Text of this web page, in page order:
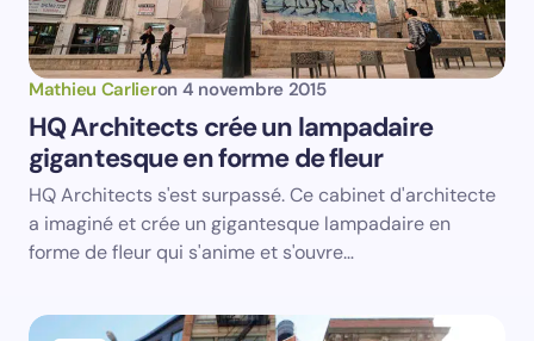
champs obligatoires sont indiqués avec*
Your Comment *
Name *
Email *
Mathieu Carlieron 4 novembre 2015
HQ Architects crée un lampadaire
gigantesque en forme de fleur
HQ Architects s'est surpassé. Ce cabinet d'architecte
a imaginé et crée un gigantesque lampadaire en
forme de fleur qui s'anime et s'ouvre…